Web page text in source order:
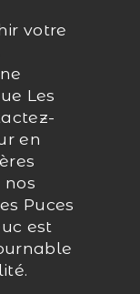
votre
Les
en
nos
Puces
est